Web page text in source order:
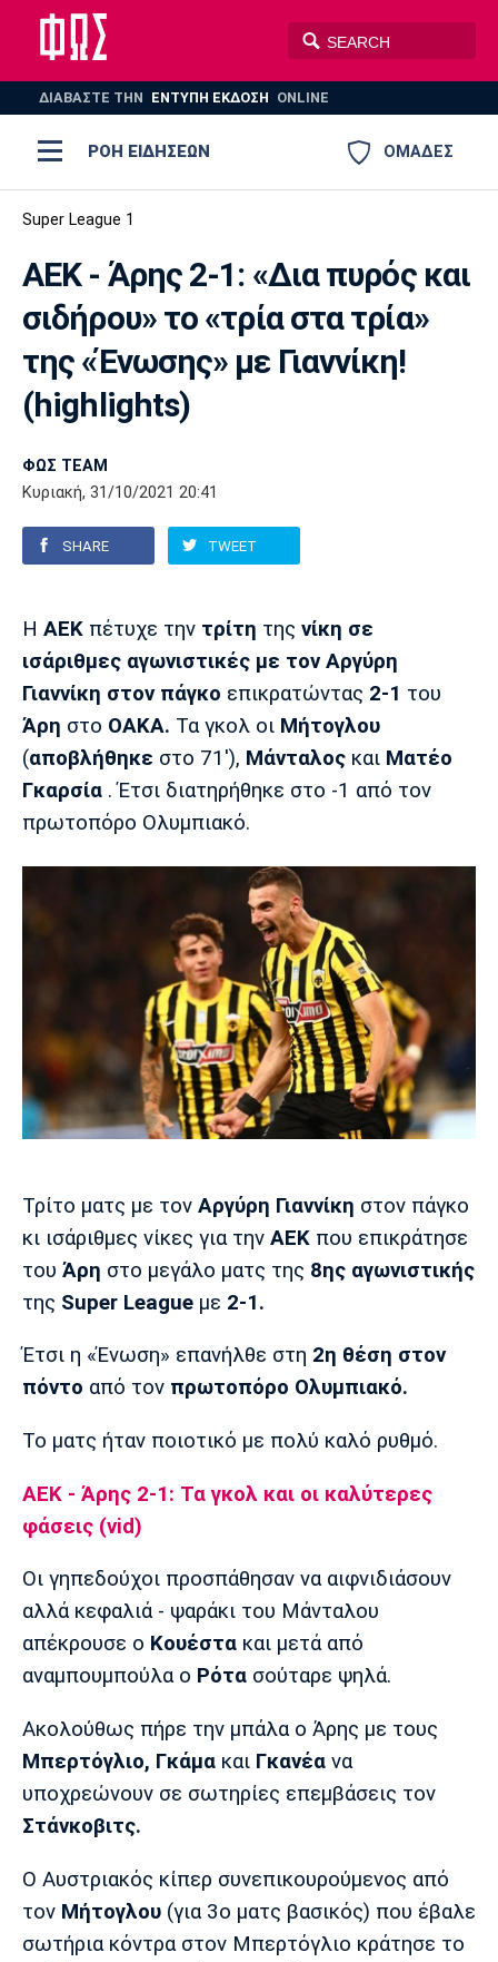
ΔΙΑΒΑΣΤΕ THN ΕΝΤΥΠΗ ΕΚΔΟΣΗ ONLINE
ΟΜΑΔΕΣ
ΡΟΗ ΕΙΔΗΣΕΩΝ
ΠΟΔΟΣΦΑΙΡΟ
ΒΟΛΕΪ ΠΟΛΟ
AUTO-MOTO PLUS
Ποδόσφαιρο
Super League 1
Super League 2
Γ Εθνική
Champions League
Europa League
Διεθνή
Euro
Εθνικές Ομάδες
Κύπελλο
Ποδόσφαιρο Γυναικών
Μπάσκετ
Ελλάδα
Εθνική
ΝΒΑ
Α Γυναικών
Κύπελλο
EuroCup
Basket League
Α2 Μπάσκετ
FIBA World Cup 2023
Ολυμπιακοί Αγώνες
Βόλεϊ
Τένις
Σπορ
Γυμναστική
Κολύμβηση
Χάντμπολ
Αυτοκίνητο
Formula 1
Μοτοσυκλέτα
Tech
Gaming
Gadgets
Smartphones
Plus
Θέατρο
Σινεμά
Πολιτισμός
Blogs
Η Εφημερίδα
Έντυπη έκδοση
Τραγούδια
Cine Spot
Media
Παρασκήνιο
Πρόγραμμα TV
Ολυμπιακός ΑΕΚ ΠΑΟΚ
Αστέρας
ΠΑΣ Γιάννινα
Παναιτωλικός Λαμία ΑΕΛ
Απόλλων
Άρης
Παναχαϊκή Ηρακλής Βόλος
Ιωνικός Κηφισιά Πανσερραϊκός
Μπαρτσελόνα
Ρεάλ
Μαδρίτης
Ατλέτικο
Μαδρίτης
Μάντσεστερ
Γιουνάιτεντ
Τσέλσι
Λίβερπουλ
Μάντσεστερ
Γιουβέντους
Ίντερ Μπάγερν
Μπορούσια
Ντόρτμουντ
Παρί Σεν
Ζερμέν
Μαρσέιγ
Μονακό
Αστέρας
Τότεναμ
Super League 1
ΑΕΚ - Άρης 2-1: «Δια πυρός και
σιδήρου» το «τρία στα τρία»
της «Ένωσης» με Γιαννίκη!
(highlights)
ΦΩΣ TEAM
Κυριακή, 31/10/2021 20:41
SHARE TWEET
Η ΑΕΚ πέτυχε την τρίτη της νίκη σε
ισάριθμες αγωνιστικές με τον Αργύρη
Γιαννίκη στον πάγκο επικρατώντας 2-1 του
Άρη στο ΟΑΚΑ. Τα γκολ οι Μήτογλου
(αποβλήθηκε στο 71'), Μάνταλος και Ματέο
Γκαρσία . Έτσι διατηρήθηκε στο -1 από τον
πρωτοπόρο Ολυμπιακό.
Τρίτο ματς με τον Αργύρη Γιαννίκη στον πάγκο
κι ισάριθμες νίκες για την ΑΕΚ που επικράτησε
του Άρη στο μεγάλο ματς της 8ης αγωνιστικής
της Super League με 2-1.
Έτσι η «Ένωση» επανήλθε στη 2η θέση στον
πόντο από τον πρωτοπόρο Ολυμπιακό.
Το ματς ήταν ποιοτικό με πολύ καλό ρυθμό.
ΑΕΚ - Άρης 2-1: Τα γκολ και οι καλύτερες
φάσεις (vid)
Οι γηπεδούχοι προσπάθησαν να αιφνιδιάσουν
αλλά κεφαλιά - ψαράκι του Μάνταλου
απέκρουσε ο Κουέστα και μετά από
αναμπουμπούλα ο Ρότα σούταρε ψηλά.
Ακολούθως πήρε την μπάλα ο Άρης με τους
Μπερτόγλιο, Γκάμα και Γκανέα να
υποχρεώνουν σε σωτηρίες επεμβάσεις τον
Στάνκοβιτς.
Ο Αυστριακός κίπερ συνεπικουρούμενος από
τον Μήτογλου (για 3ο ματς βασικός) που έβαλε
σωτήρια κόντρα στον Μπερτόγλιο κράτησε το